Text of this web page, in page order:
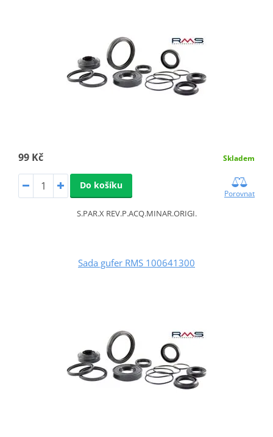
99 Kč Skladem
Do košíku
Porovnat
S.PAR.X REV.P.ACQ.MINAR.ORIGI.
Sada gufer RMS 100641300